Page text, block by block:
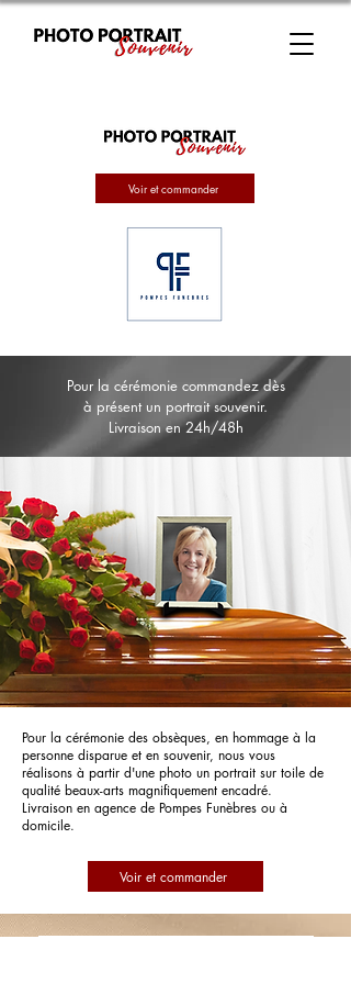
Voir et commander
Pour la cérémonie commandez dès
à présent un portrait souvenir.
Livraison en 24h/48h
Pour la cérémonie des obsèques, en hommage à la
personne disparue et en souvenir, nous vous
réalisons à partir d'une photo un portrait sur toile de
qualité beaux-arts magnifiquement encadré.
Livraison en agence de Pompes Funèbres ou à
domicile.
Voir et commander